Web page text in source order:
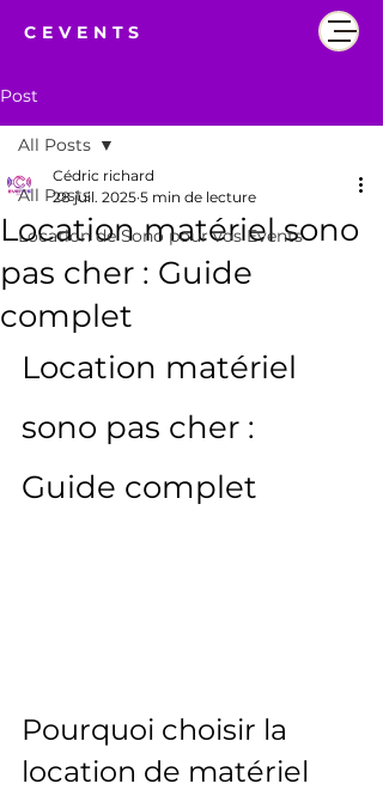
CEVENTS
Post
All Posts
Location de Sono pour vos Events
All Posts
Location matériel sono
pas cher : Guide
complet
Cédric richard
28 juil. 2025 5 min de lecture
Location matériel
sono pas cher :
Guide complet
Pourquoi choisir la
location de matériel